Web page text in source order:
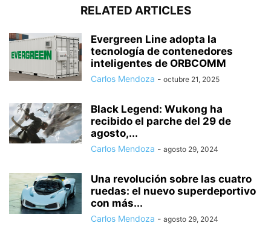
RELATED ARTICLES
Evergreen Line adopta la
tecnología de contenedores
inteligentes de ORBCOMM
Carlos Mendoza - octubre 21, 2025
Black Legend: Wukong ha
recibido el parche del 29 de
agosto,...
Carlos Mendoza - agosto 29, 2024
Una revolución sobre las cuatro
ruedas: el nuevo superdeportivo
con más...
Carlos Mendoza - agosto 29, 2024